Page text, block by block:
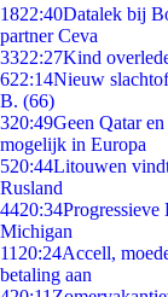
1822:40Datalek bij
partner Ceva
3322:27Kind
622:14Nieuw
B. (66)
320:49Geen Qatar
mogelijk in Europa
520:44Litouwen
Rusland
4420:34
Michigan
11 20:24Accell,
betaling aan